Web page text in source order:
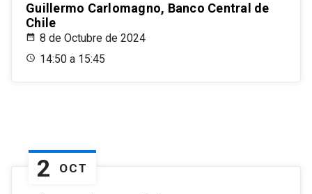
Guillermo Carlomagno, Banco Central de
Chile
8 de Octubre de 2024
14:50 a 15:45
2 OCT